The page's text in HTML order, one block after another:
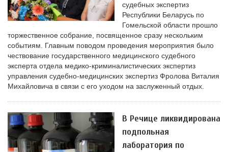
судебных экспертиз
Республики Беларусь по
Гомельской области прошло
торжественное собрание, посвященное сразу нескольким
событиям. Главным поводом проведения мероприятия было
чествование государственного медицинского судебного
эксперта отдела медико-криминалистических экспертиз
управления судебно-медицинских экспертиз Фролова Виталия
Михайловича в связи с его уходом на заслуженный отдых.
В Речице ликвидирована
подпольная
лаборатория по